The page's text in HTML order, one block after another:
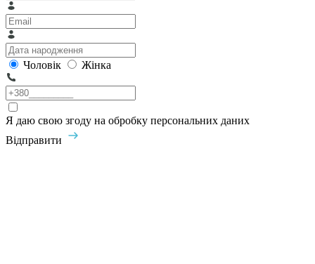
Чоловік Жінка
Я даю свою згоду на обробку персональних даних
Відправити